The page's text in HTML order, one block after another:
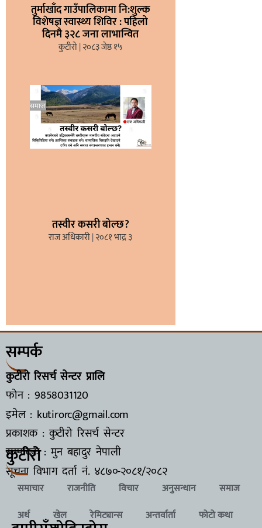
तुर्माखाँद गाउँपालिकामा नि:शुल्क
विशेषज्ञ स्वास्थ्य शिविर : पहिलो
दिनमै ३२८ जना लाभान्वित
कुटीरो २०८३ जेष्ठ १५
तस्वीर कसरी बोल्छ?
राज अधिकारी २०८१ भाद्र ३
सम्पर्क
कुटीरो रिसर्च सेन्टर प्रालि
फोन : 9858031120
इमेल : kutirorc@gmail.com
प्रकाशक : कुटीरो रिसर्च सेन्टर
सम्पादक : मुन बहादुर नेपाली
सूचना विभाग दर्ता नं. ४८७०-२०८१/२०८२
कुटीरो
समाचार राजनीति विचार अनुसन्धान
समाज
अर्थ
खेल रेमिट्यान्स अन्तर्वार्ता फोटो कथा